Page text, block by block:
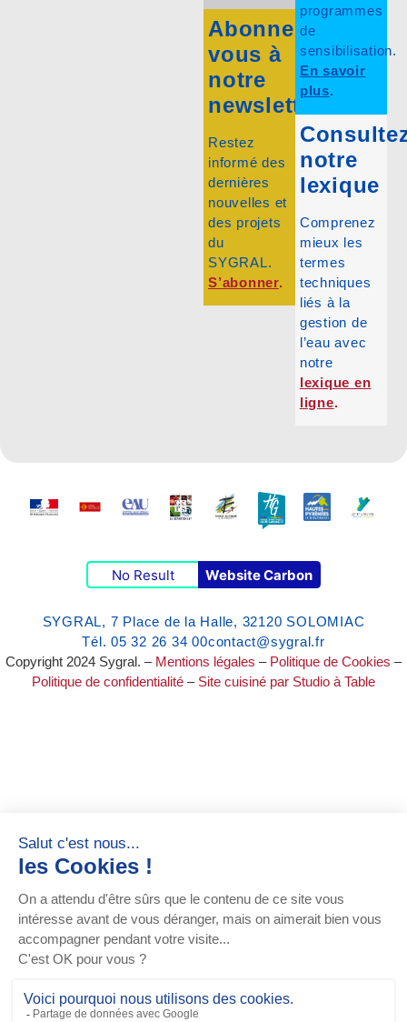
Abonnez-
vous à
notre
newsletter
Restez
informé des
dernières
nouvelles et
des projets
du
SYGRAL.
S’abonner.
programmes
de
sensibilisation.
En savoir
plus.
notre
lexique
Comprenez
mieux les
termes
techniques
liés à la
gestion de
l’eau avec
notre
lexique en
ligne.
No Result Website Carbon
SYGRAL, 7 Place de la Halle, 32120 SOLOMIAC
Tél. 05 32 26 34 00contact@sygral.fr
Copyright 2024 Sygral. – Mentions légales – Politique de Cookies –
Politique de confidentialité – Site cuisiné par Studio à Table